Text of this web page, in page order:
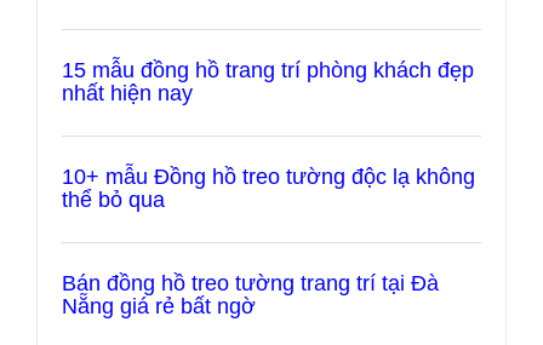
15 mẫu đồng hồ trang trí phòng khách đẹp
nhất hiện nay
10+ mẫu Đồng hồ treo tường độc lạ không
thể bỏ qua
Bán đồng hồ treo tường trang trí tại Đà
Nẵng giá rẻ bất ngờ